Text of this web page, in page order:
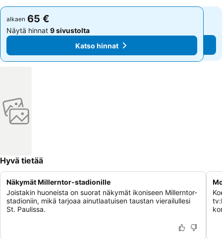
alkaen 65 €
Näytä hinnat 9 sivustolta
Katso hinnat
alkaen 65 €
Näytä hinnat 9 sivustolta
Katso hinnat
Hyvä tietää
Näkymät Millerntor-stadionille
Joistakin huoneista on suorat näkymät ikoniseen Millerntor-
stadioniin, mikä tarjoaa ainutlaatuisen taustan vierailullesi
St. Paulissa.